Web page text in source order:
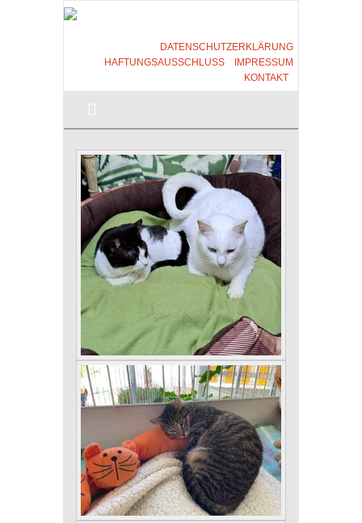
DATENSCHUTZERKLÄRUNG
HAFTUNGSAUSSCHLUSS
IMPRESSUM
KONTAKT